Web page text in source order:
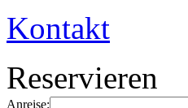
Kontakt
Reservieren
Anreise: